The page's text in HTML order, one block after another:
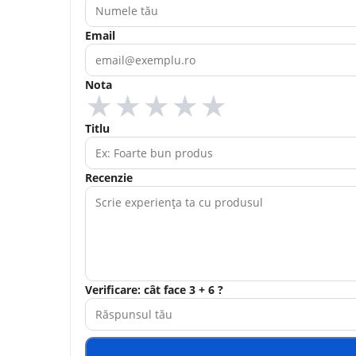
Email
Nota
★
★
★
★
★
Titlu
Recenzie
Verificare: cât face 3 + 6 ?